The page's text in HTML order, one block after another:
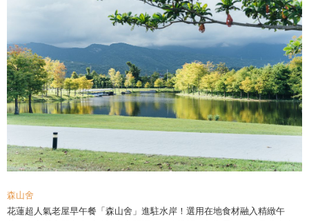
森山舍
花蓮超人氣老屋早午餐「森山舍」進駐水岸！選用在地食材融入精緻午